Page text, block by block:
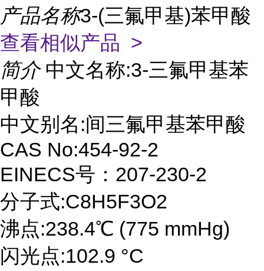
产品名称3-(三氟甲基)苯甲酸
查看相似产品 >
简介 中文名称:3-三氟甲基苯
甲酸
中文别名:间三氟甲基苯甲酸
CAS No:454-92-2
EINECS号：207-230-2
分子式:C8H5F3O2
沸点:238.4℃ (775 mmHg)
闪光点:102.9 °C